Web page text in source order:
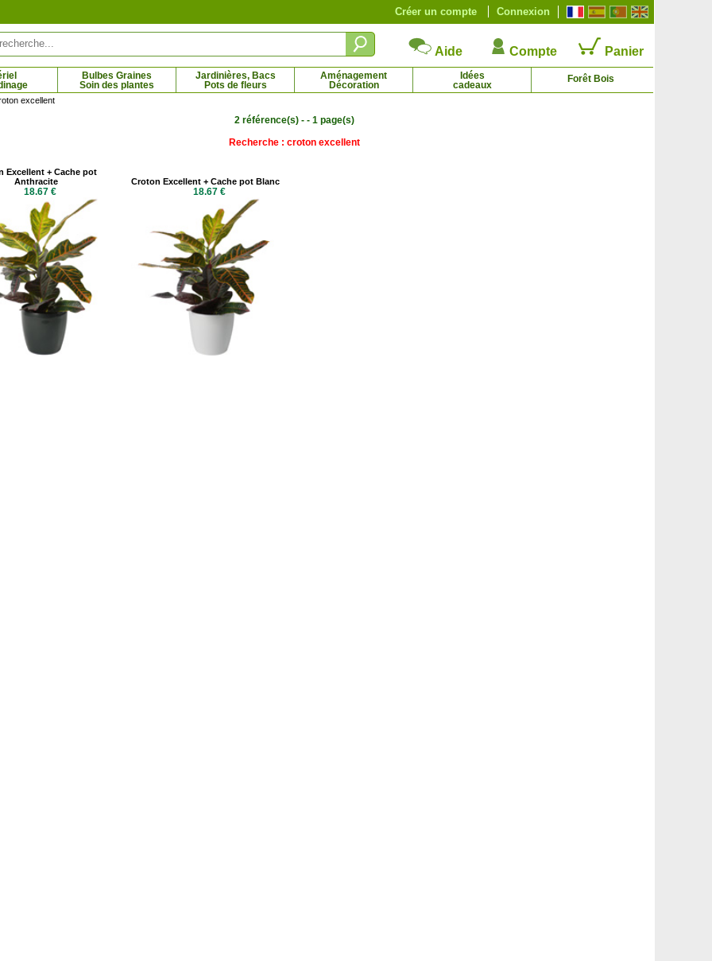
Connexion
Créer un compte
Aide Compte Panier
Bulbes Graines
Soin des plantes
Jardinières, Bacs
Pots de fleurs
Aménagement
Décoration
Idées
cadeaux
Forêt Bois
Chêne écarlate
excellent
2 référence(s) - - 1 page(s)
Recherche : croton excellent
Excellent + Cache pot
Anthracite
18.67 €
Croton Excellent + Cache pot Blanc
18.67 €